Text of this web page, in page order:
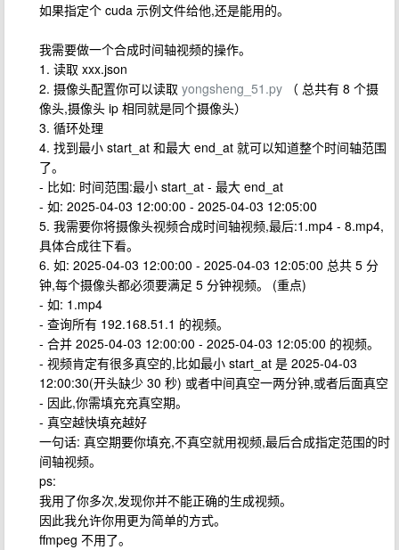
如果指定个 cuda 示例文件给他,还是能用的。
我需要做一个合成时间轴视频的操作。
1. 读取 xxx.json
2. 摄像头配置你可以读取 yongsheng_51.py （ 总共有 8 个摄
像头,摄像头 ip 相同就是同个摄像头）
3. 循环处理
4. 找到最小 start_at 和最大 end_at 就可以知道整个时间轴范围
了。
- 比如: 时间范围:最小 start_at - 最大 end_at
- 如: 2025-04-03 12:00:00 - 2025-04-03 12:05:00
5. 我需要你将摄像头视频合成时间轴视频,最后:1.mp4 - 8.mp4,
具体合成往下看。
6. 如: 2025-04-03 12:00:00 - 2025-04-03 12:05:00 总共 5 分
钟,每个摄像头都必须要满足 5 分钟视频。 (重点)
- 如: 1.mp4
- 查询所有 192.168.51.1 的视频。
- 合并 2025-04-03 12:00:00 - 2025-04-03 12:05:00 的视频。
- 视频肯定有很多真空的,比如最小 start_at 是 2025-04-03
12:00:30(开头缺少 30 秒) 或者中间真空一两分钟,或者后面真空
- 因此,你需填充充真空期。
- 真空越快填充越好
一句话: 真空期要你填充,不真空就用视频,最后合成指定范围的时
间轴视频。
ps:
我用了你多次,发现你并不能正确的生成视频。
因此我允许你用更为简单的方式。
ffmpeg 不用了。